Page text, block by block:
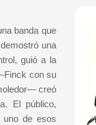
banda que
una
guió a la
con su
creó
El público,
uno de esos